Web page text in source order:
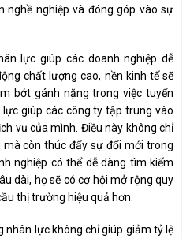
nghề nghiệp và đóng góp vào sự
lực giúp các doanh nghiệp dễ
chất lượng cao, nền kinh tế sẽ
bớt gánh nặng trong việc tuyển
giúp các công ty tập trung vào
vụ của mình. Điều này không chỉ
còn thúc đẩy sự đổi mới trong
nghiệp có thể dễ dàng tìm kiếm
dài, họ sẽ có cơ hội mở rộng quy
thị trường hiệu quả hơn.
nhân lực không chỉ giúp giảm tỷ lệ